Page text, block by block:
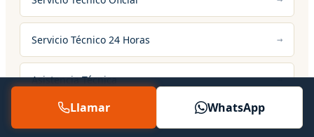
Servicio Técnico 24 Horas
Asistencia Técnica
Llamar WhatsApp